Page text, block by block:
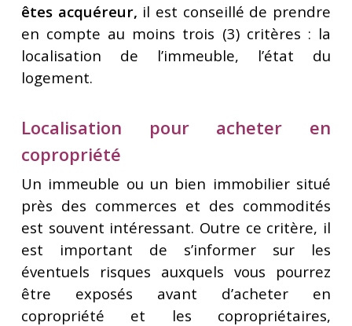
êtes acquéreur, il est conseillé de prendre
en compte au moins trois (3) critères : la
localisation de l’immeuble, l’état du
logement.
Localisation pour acheter en
copropriété
Un immeuble ou un bien immobilier situé
près des commerces et des commodités
est souvent intéressant. Outre ce critère, il
est important de s’informer sur les
éventuels risques auxquels vous pourrez
être exposés avant d’acheter en
copropriété et les copropriétaires,